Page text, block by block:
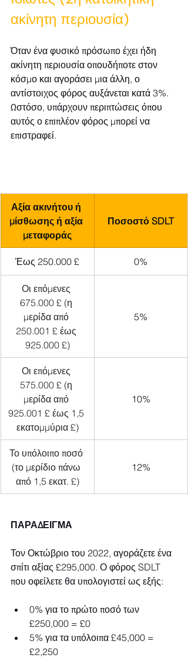
ακίνητη περιουσία)
Όταν ένα φυσικό πρόσωπο έχει ήδη
ακίνητη περιουσία οπουδήποτε στον
κόσμο και αγοράσει μια άλλη, ο
αντίστοιχος φόρος αυξάνεται κατά 3%.
Ωστόσο, υπάρχουν περιπτώσεις όπου
αυτός ο επιπλέον φόρος μπορεί να
επιστραφεί.
Αξία ακινήτου ή
μίσθωσης ή αξία
μεταφοράς
Ποσοστό SDLT
Έως 250.000 £ 0%
Οι επόμενες
675.000 £ (η
μερίδα από
250.001 £ έως
925.000 £)
5%
Οι επόμενες
575.000 £ (η
μερίδα από
925.001 £ έως 1,5
εκατομμύρια £)
10%
Το υπόλοιπο ποσό
(το μερίδιο πάνω
από 1,5 εκατ. £)
12%
ΠΑΡΑΔΕΙΓΜΑ
Τον Οκτώβριο του 2022, αγοράζετε ένα
σπίτι αξίας £295,000. Ο φόρος SDLT
που οφείλετε θα υπολογιστεί ως εξής:
0% για το πρώτο ποσό των
£250,000 = £0
5% για τα υπόλοιπα £45,000 =
£2,250